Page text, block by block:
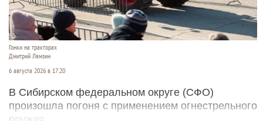
Гонки на тракторах
Дмитрий Лямзин
6 августа 2026 в 17:20
В Сибирском федеральном округе (СФО)
произошла погоня с применением огнестрельного